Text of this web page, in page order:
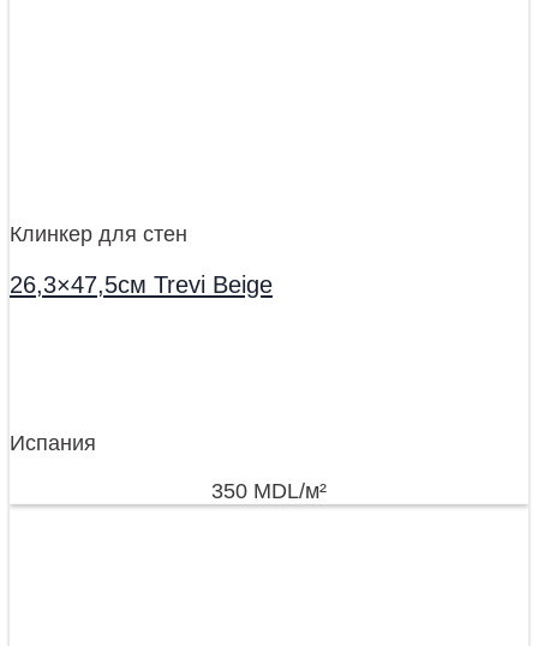
Клинкер для стен
26,3×47,5см Trevi Beige
Испания
350 MDL/м²